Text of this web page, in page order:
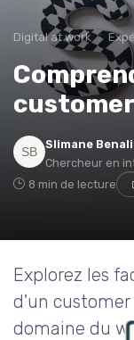
Digital at work
Slimane Benali
Chercheur en
8 min de lecture
Explorez les
d'un customer
domaine du